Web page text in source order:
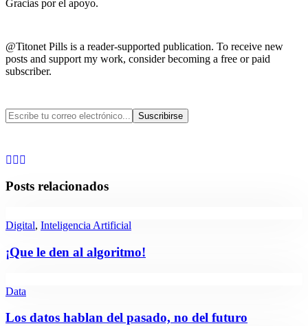
Gracias por el apoyo.
@Titonet Pills is a reader-supported publication. To receive new
posts and support my work, consider becoming a free or paid
subscriber.
Posts relacionados
Digital, Inteligencia Artificial
¡Que le den al algoritmo!
Data
Los datos hablan del pasado, no del futuro